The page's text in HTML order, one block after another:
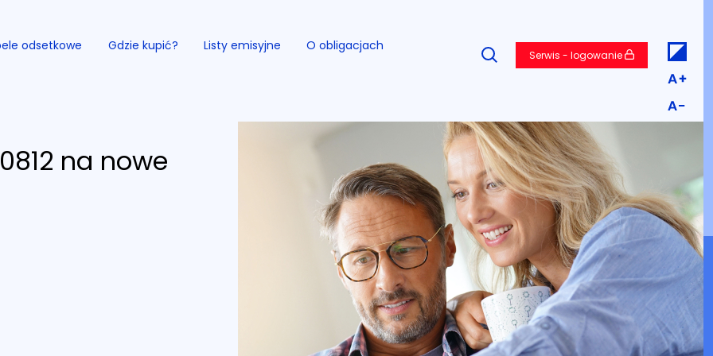
odsetkowe Gdzie kupić? Listy emisyjne O obligacjach
Serwis - logowanie
na nowe